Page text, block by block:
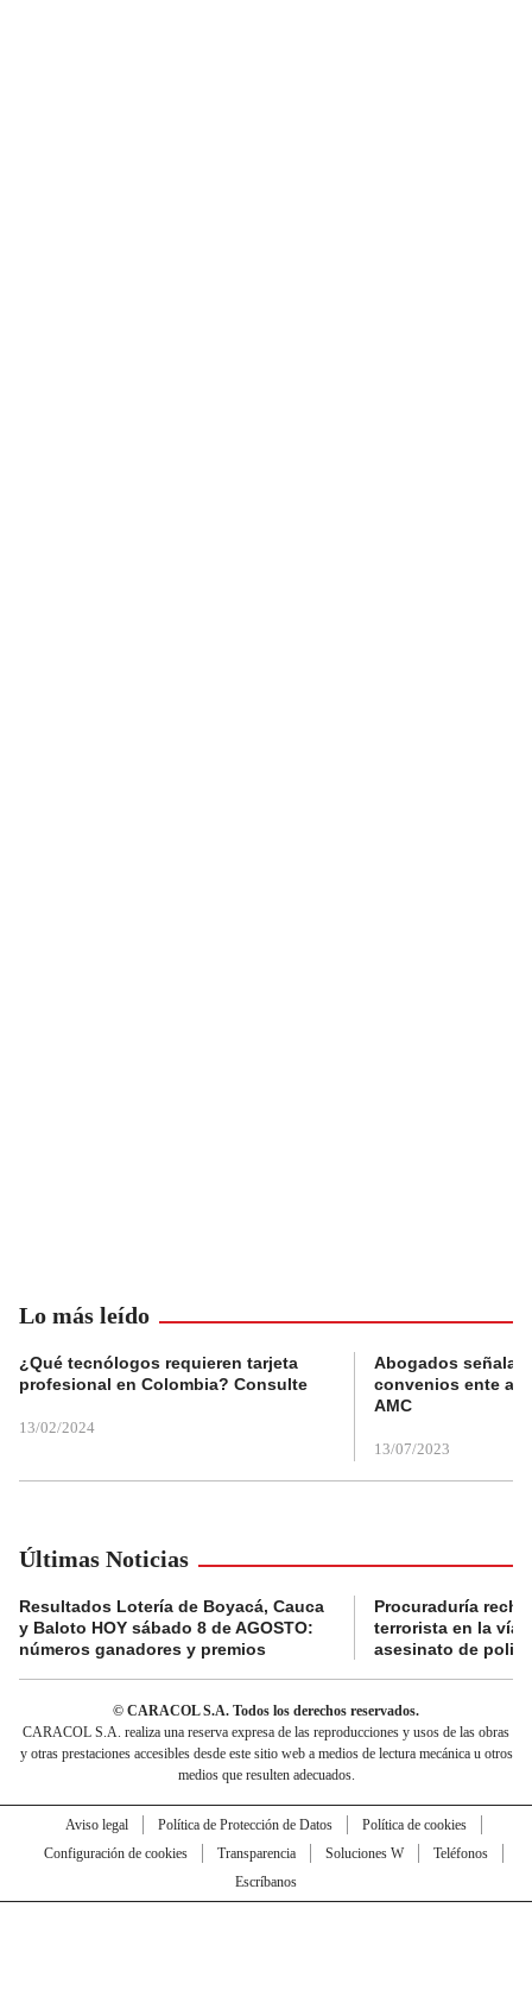
Lo más leído
¿Qué tecnólogos requieren tarjeta
profesional en Colombia? Consulte
13/02/2024
Abogados
convenios ente
AMC
13/07/2023
Últimas Noticias
Resultados Lotería de Boyacá, Cauca
y Baloto HOY sábado 8 de AGOSTO:
números ganadores y premios
Procuraduría
terrorista en la vía
asesinato de
© CARACOL S.A. Todos los derechos reservados.
CARACOL S.A. realiza una reserva expresa de las reproducciones y usos de las obras
y otras prestaciones accesibles desde este sitio web a medios de lectura mecánica u otros
medios que resulten adecuados.
Aviso legal Política de Protección de Datos
Política de cookies
Configuración de cookies
Transparencia Soluciones W
Teléfonos
Escríbanos